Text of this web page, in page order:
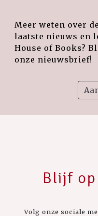
Meer weten over
laatste nieuws en
House of Books?
onze nieuwsbrief!
Blijf
Volg onze sociale